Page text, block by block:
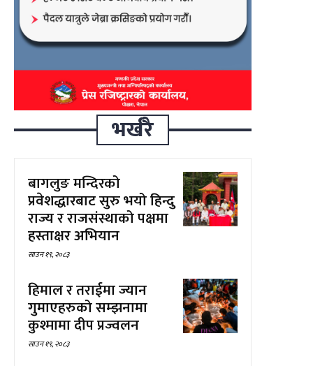
भर्खरै
बागलुङ मन्दिरको
प्रवेशद्धारबाट सुरु भयो हिन्दु
राज्य र राजसंस्थाको पक्षमा
हस्ताक्षर अभियान
साउन १९, २०८३
हिमाल र तराईमा ज्यान
गुमाएहरुको सम्झनामा
कुश्मामा दीप प्रज्वलन
साउन १९, २०८३